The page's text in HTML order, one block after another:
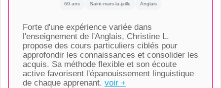
69 ans Saint-mars-la-jaille Anglais
Forte d'une expérience variée dans
l'enseignement de l'Anglais, Christine L.
propose des cours particuliers ciblés pour
approfondir les connaissances et consolider les
acquis. Sa méthode flexible et son écoute
active favorisent l'épanouissement linguistique
de chaque apprenant. voir +